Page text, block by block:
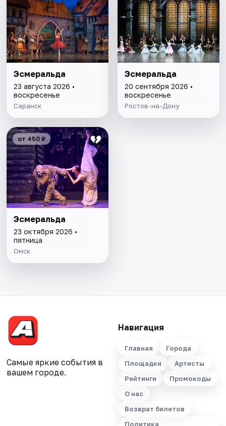
Эсмеральда
23 августа 2026 •
воскресенье
Саранск
Эсмеральда
20 сентября 2026 •
воскресенье
Ростов-на-Дону
от 450 ₽
Эсмеральда
23 октября 2026 •
пятница
Омск
Самые яркие события в
вашем городе.
Навигация
Главная
Города
Площадки
Артисты
Рейтинги
Промокоды
О нас
Возврат билетов
Политика